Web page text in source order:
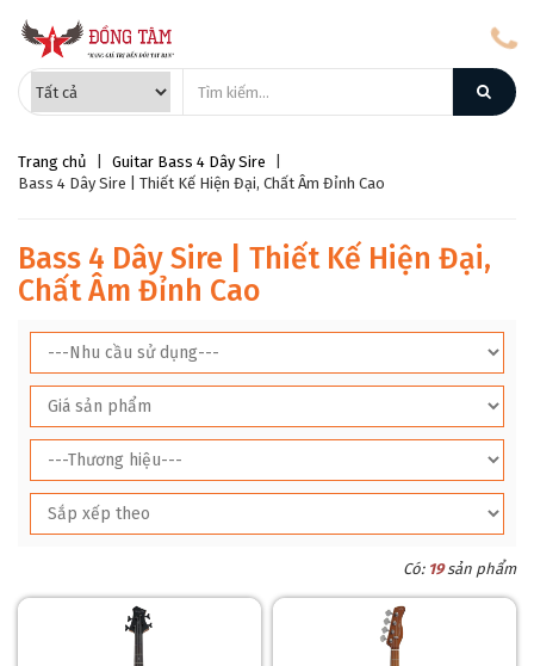
Trang chủ Guitar Bass 4 Dây Sire
Bass 4 Dây Sire | Thiết Kế Hiện Đại, Chất Âm Đỉnh Cao
Bass 4 Dây Sire | Thiết Kế Hiện Đại,
Chất Âm Đỉnh Cao
Có: 19sản phẩm